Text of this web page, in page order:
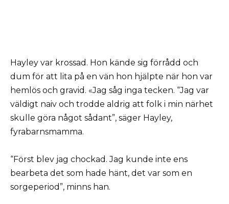
Hayley var krossad. Hon kände sig förrådd och
dum för att lita på en vän hon hjälpte när hon var
hemlös och gravid. «Jag såg inga tecken. “Jag var
väldigt naiv och trodde aldrig att folk i min närhet
skulle göra något sådant”, säger Hayley,
fyrabarnsmamma.
“Först blev jag chockad. Jag kunde inte ens
bearbeta det som hade hänt, det var som en
sorgeperiod”, minns han.